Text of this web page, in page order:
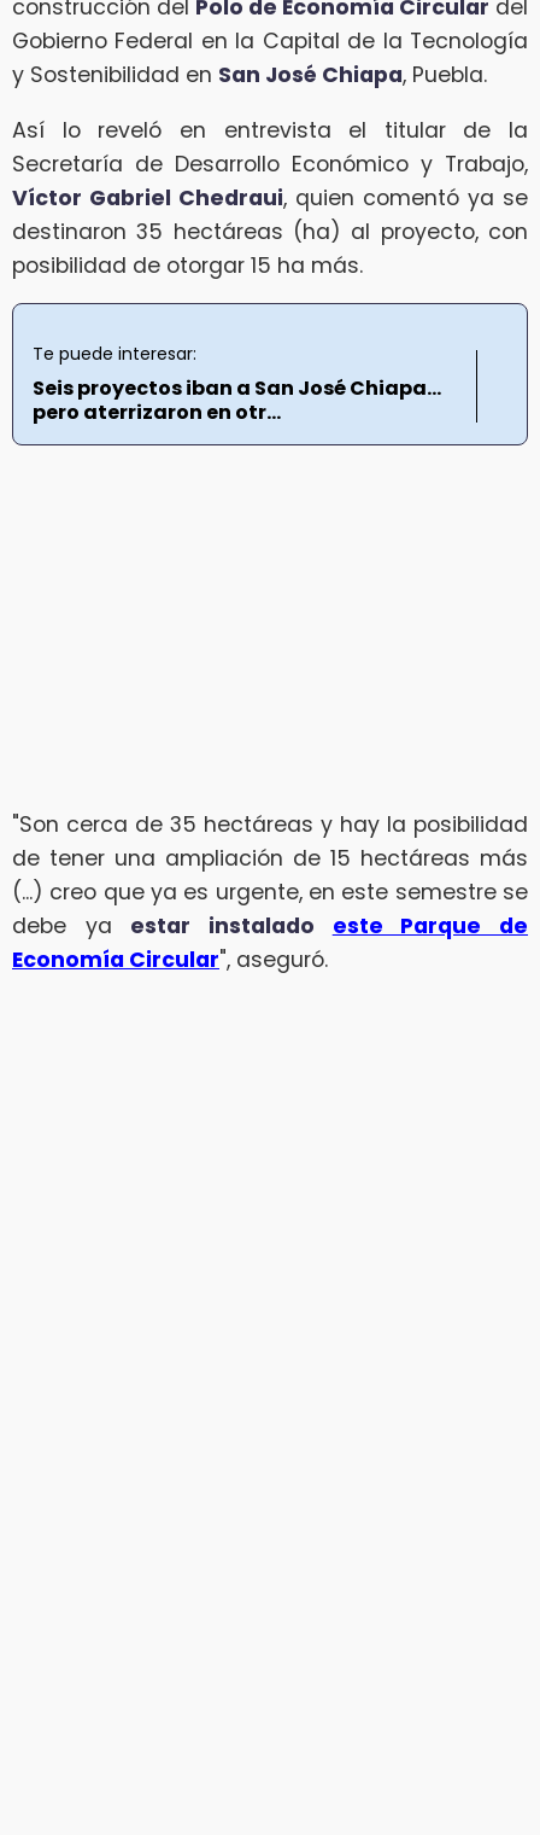
construcción del Polo de Economía Circular del
Gobierno Federal en la Capital de la Tecnología
y Sostenibilidad en San José Chiapa, Puebla.
Así lo reveló en entrevista el titular de la
Secretaría de Desarrollo Económico y Trabajo,
Víctor Gabriel Chedraui, quien comentó ya se
destinaron 35 hectáreas (ha) al proyecto, con
posibilidad de otorgar 15 ha más.
Te puede interesar:
Seis proyectos iban a San José Chiapa…
pero aterrizaron en otr...
"Son cerca de 35 hectáreas y hay la posibilidad
de tener una ampliación de 15 hectáreas más
(...) creo que ya es urgente, en este semestre se
debe ya estar instalado este Parque de
Economía Circular", aseguró.